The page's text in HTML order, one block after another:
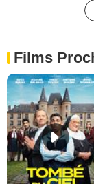
Films